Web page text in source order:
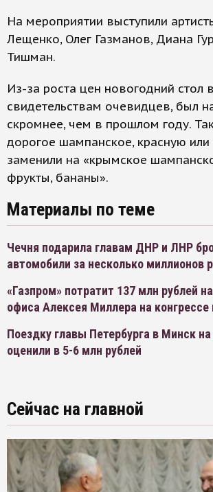
На мероприятии выступили
Лещенко, Олег Газманов, Диана
Тишман.
Из-за роста цен новогодний стол
свидетельствам очевидцев, был
скромнее, чем в прошлом году.
дорогое шампанское, красную
заменили на «крымское
фрукты, бананы».
Материалы по теме
Чечня подарила главам ДНР и ЛНР
автомобили за несколько миллионов
«Газпром» потратит 137 млн рублей
офиса Алексея Миллера на
Поездку главы Петербурга в Минск
оценили в 5-6 млн рублей
Сейчас на главной